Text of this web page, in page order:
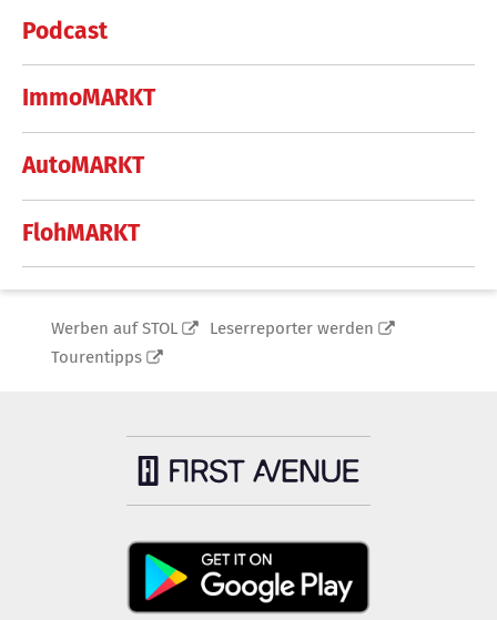
Podcast
ImmoMARKT
AutoMARKT
FlohMARKT
Werben auf STOL
Leserreporter werden
Tourentipps